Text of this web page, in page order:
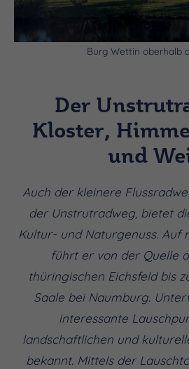
Burg Wettin oberhalb
Der
Kloster,
und
Auch der kleinere
der Unstrutradweg, bietet
Kultur- und Naturgenuss. Auf
führt er von der Quelle
thüringischen Eichsfeld bis
Saale bei Naumburg.
interessante
landschaftlichen und
bekannt. Mittels der